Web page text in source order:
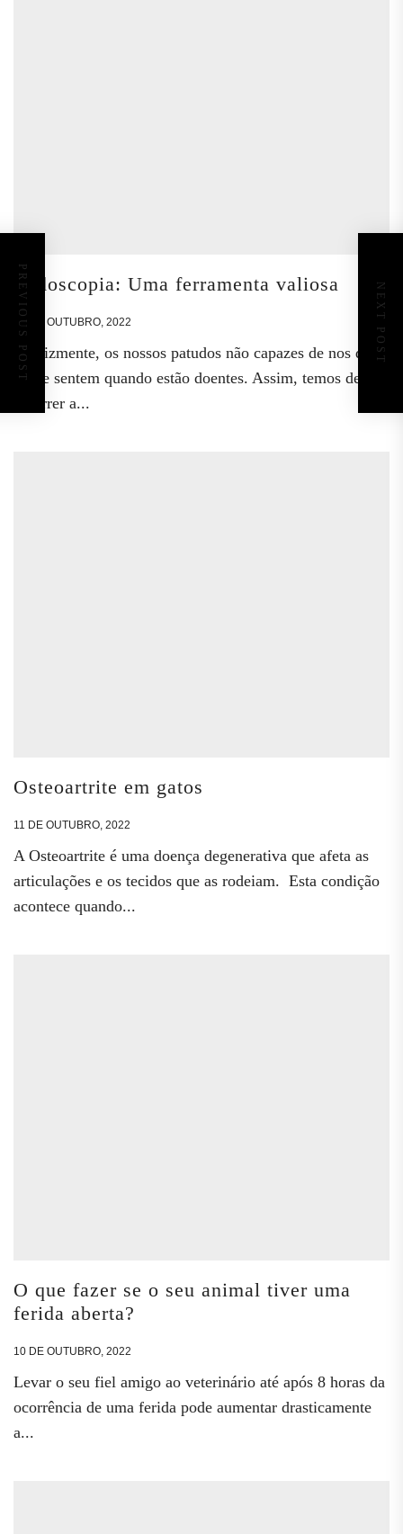
PREVIOUS POST NEXT POST
Endoscopia: Uma ferramenta valiosa
17 DE OUTUBRO, 2022
Infelizmente, os nossos patudos não capazes de nos dizer
o que sentem quando estão doentes. Assim, temos de
recorrer a...
Osteoartrite em gatos
11 DE OUTUBRO, 2022
A Osteoartrite é uma doença degenerativa que afeta as
articulações e os tecidos que as rodeiam. Esta condição
acontece quando...
O que fazer se o seu animal tiver uma
ferida aberta?
10 DE OUTUBRO, 2022
Levar o seu fiel amigo ao veterinário até após 8 horas da
ocorrência de uma ferida pode aumentar drasticamente
a...